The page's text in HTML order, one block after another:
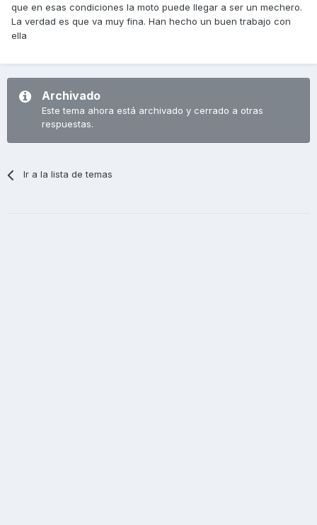
que en esas condiciones la moto puede llegar a ser un mechero.
La verdad es que va muy fina. Han hecho un buen trabajo con
ella
Archivado
Este tema ahora está archivado y cerrado a otras
respuestas.
Ir a la lista de temas